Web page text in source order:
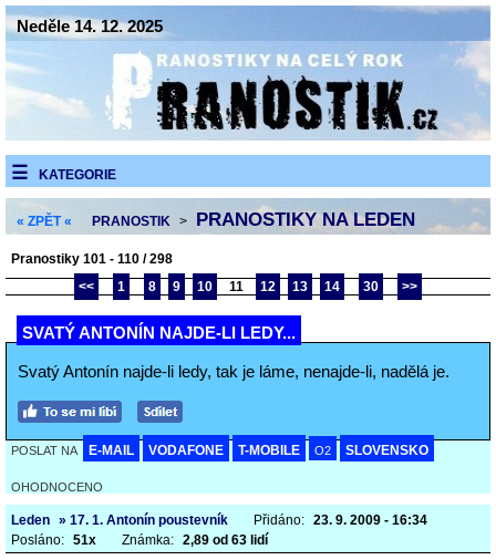
Neděle 14. 12. 2025
KATEGORIE
« ZPĚT « PRANOSTIK > PRANOSTIKY NA LEDEN
Pranostiky 101 - 110 / 298
<<
1 8 9 10 11 12 13 14 30 >>
SVATÝ ANTONÍN NAJDE-LI LEDY...
Svatý Antonín najde-li ledy, tak je láme, nenajde-li, nadělá je.
POSLAT NA E-MAIL VODAFONE T-MOBILE O2 SLOVENSKO
OHODNOCENO
Leden » 17. 1. Antonín poustevník Přidáno: 23. 9. 2009 - 16:34
Posláno: 51x Známka: 2,89 od 63 lidí